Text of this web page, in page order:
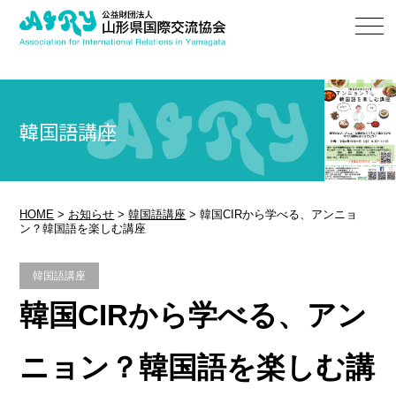
韓国語講座
HOME > お知らせ >韓国語講座 >韓国CIRから学べる、アンニョ
ン？韓国語を楽しむ講座
韓国語講座
韓国CIRから学べる、アン
ニョン？韓国語を楽しむ講